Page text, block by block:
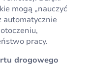
mogą „nauczyć
automatycznie
pracy.
drogowego